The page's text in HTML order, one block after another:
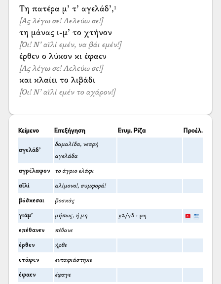
Τη πατέρα μ’ τ’ αγελάδ’,¹
[Ας λέγω σε! Λελεύω σε!]
[Όι! Ν’ αϊλί εμέν, να βάι εμέν!]
[Ας λέγω σε! Λελεύω σε!]
και κλαίει το λιβάδι
[Όι! Ν’ αϊλί εμέν το αχάρον!]
Κείμενο Επεξήγηση Ετυμ. Ρίζα Προέλ.
αγελάδ’
δαμαλίδα, νεαρή
αγελάδα
αγρέλαφον το άγριο ελάφι
αϊλί αλίμονο!, συμφορά!
βόσ̌κεσαι βοσκάς
γιάμ’ μήπως, ή μη ya/yā + μη
επέθανεν πέθανε
έρθεν ήρθε
ετάφεν ενταφιάστηκε
έφαεν έφαγε